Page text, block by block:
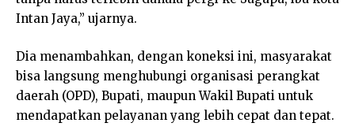
Intan Jaya,” ujarnya.
Dia menambahkan, dengan koneksi ini, masyarakat
bisa langsung menghubungi organisasi perangkat
daerah (OPD), Bupati, maupun Wakil Bupati untuk
mendapatkan pelayanan yang lebih cepat dan tepat.